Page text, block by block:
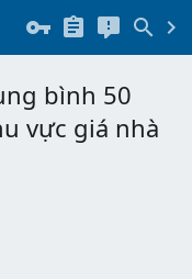
bình 50
vực giá nhà